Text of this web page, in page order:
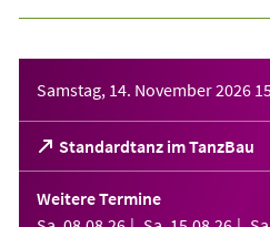
Samstag, 14. November 2026
Standardtanz im TanzBau
(Öffnet
in
einem
neuen
Weitere Termine